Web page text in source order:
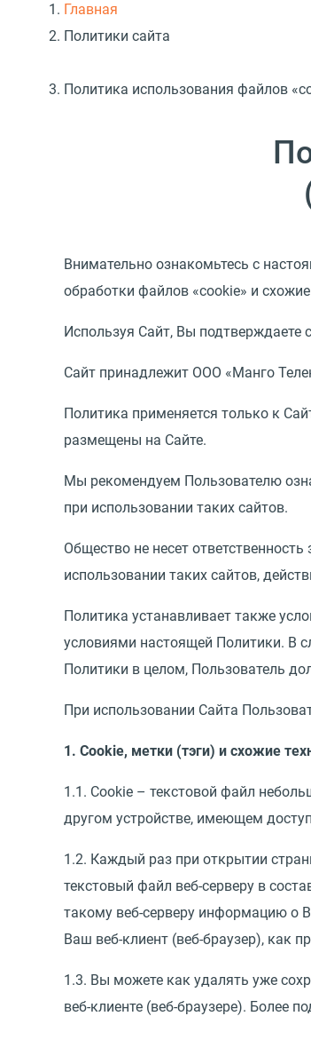
Главная
Политики сайта
Политика использования файлов
Внимательно ознакомьтесь с
обработки файлов «cookie» и
Используя Сайт, Вы подтверждаете
Сайт принадлежит ООО «Манго
Политика применяется только к
размещены на Сайте.
Мы рекомендуем Пользователю
при использовании таких сайтов.
Общество не несет
использовании таких сайтов,
Политика устанавливает также
условиями настоящей Политики. В
Политики в целом, Пользователь
При использовании Сайта
1. Cookie, метки (тэги) и схожие
1.1. Cookie – текстовой файл
другом устройстве, имеющем
1.2. Каждый раз при открытии
текстовый файл веб-серверу в
такому веб-серверу информацию о
Ваш веб-клиент (веб-браузер), как
1.3. Вы можете как удалять уже
веб-клиенте (веб-браузере). Более